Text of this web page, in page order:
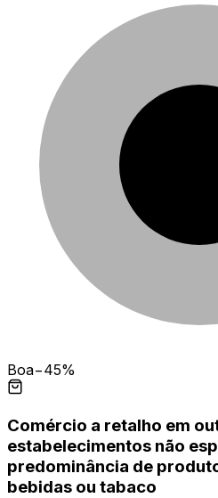
Boa−45%
Comércio a retalho em
estabelecimentos não
predominância de
bebidas ou tabaco